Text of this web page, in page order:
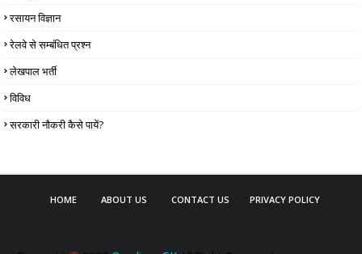
रसायन विज्ञान
रेलवे से सम्बंधित प्रश्न
लेखपाल भर्ती
विविध
सरकारी नौकरी कैसे पायें?
HOME ABOUT US CONTACT US PRIVACY POLICY